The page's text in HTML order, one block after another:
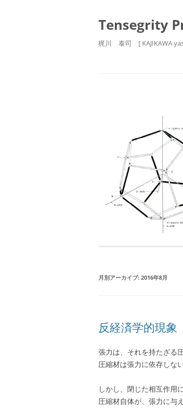
Tensegrity
梶川 泰司 [ KAJIKAWA
月別アーカイブ: 2016年8月
反経済学的現象
張力は、それを持たざる
圧縮材は張力に依存しな
しかし、閉じた相互作用
圧縮材自体が、張力に与